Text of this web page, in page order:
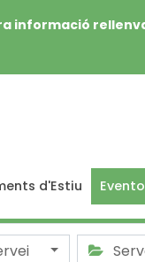
informació
d'Estiu